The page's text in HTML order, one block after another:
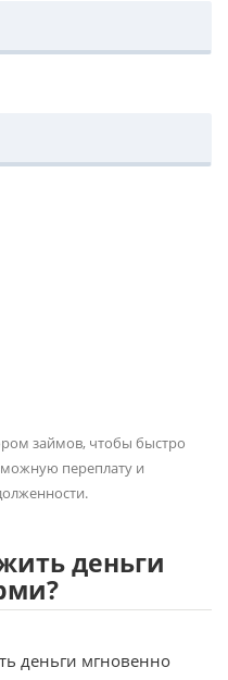
займов, чтобы быстро
переплату и
деньги